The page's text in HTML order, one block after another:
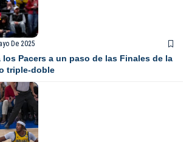
De 2025
Pacers a un paso de las Finales de la
triple-doble